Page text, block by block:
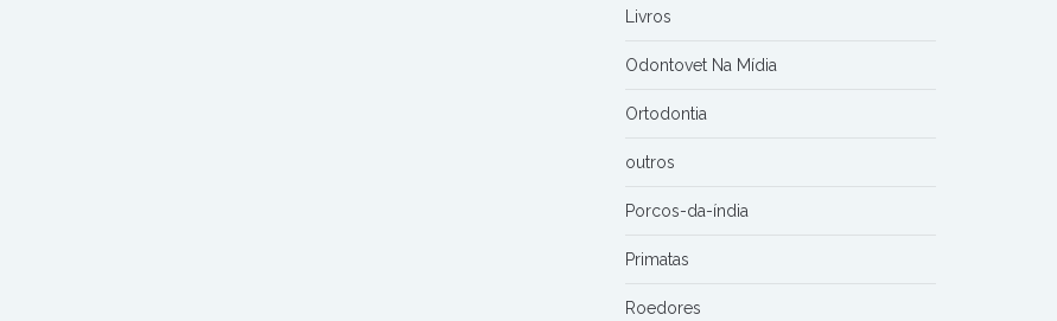
Livros
Odontovet Na Mídia
Ortodontia
outros
Porcos-da-índia
Primatas
Roedores